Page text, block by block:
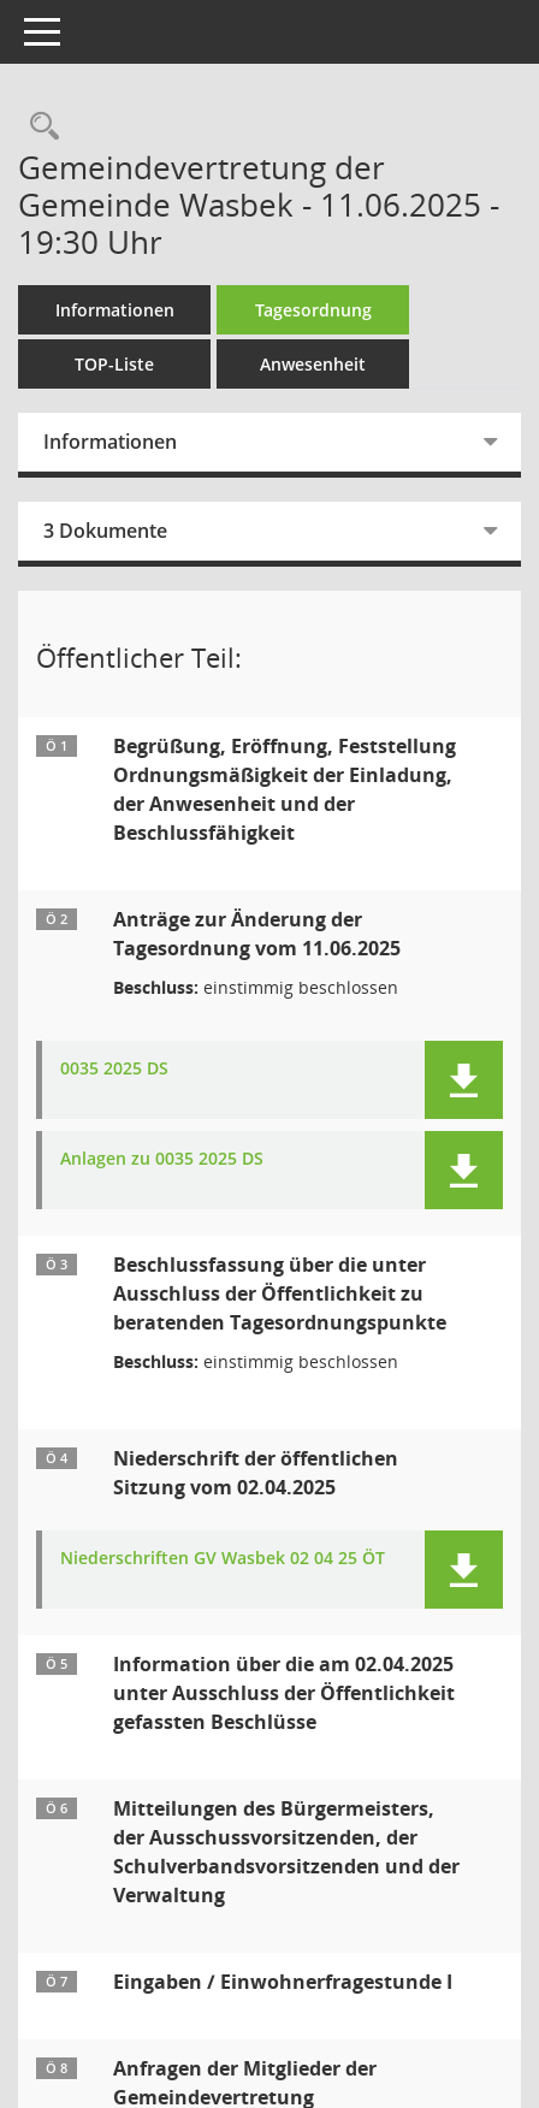
Toggle navigation
Rechercheauswahl
Gemeindevertretung der
Gemeinde Wasbek - 11.06.2025 -
19:30 Uhr
Informationen Tagesordnung
TOP-Liste Anwesenheit
Informationen
3 Dokumente
Öffentlicher Teil:
Ö 1
Begrüßung, Eröffnung, Feststellung
Ordnungsmäßigkeit der Einladung,
der Anwesenheit und der
Beschlussfähigkeit
Ö 2
Anträge zur Änderung der
Tagesordnung vom 11.06.2025
Beschluss: einstimmig beschlossen
0035 2025 DS
Anlagen zu 0035 2025 DS
Ö 3
Beschlussfassung über die unter
Ausschluss der Öffentlichkeit zu
beratenden Tagesordnungspunkte
Beschluss: einstimmig beschlossen
Ö 4
Niederschrift der öffentlichen
Sitzung vom 02.04.2025
Niederschriften GV Wasbek 02 04 25 ÖT
Ö 5
Information über die am 02.04.2025
unter Ausschluss der Öffentlichkeit
gefassten Beschlüsse
Ö 6
Mitteilungen des Bürgermeisters,
der Ausschussvorsitzenden, der
Schulverbandsvorsitzenden und der
Verwaltung
Ö 7 Eingaben / Einwohnerfragestunde I
Ö 8
Anfragen der Mitglieder der
Gemeindevertretung